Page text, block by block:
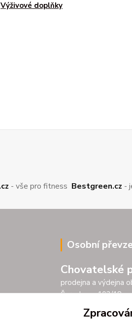
Výživové doplňky
- vše pro fitness Bestgreen.cz -
Osobní
Chovatelské
prodejna a výdejna
Šarochova 103/18
25001 Brandýs nad